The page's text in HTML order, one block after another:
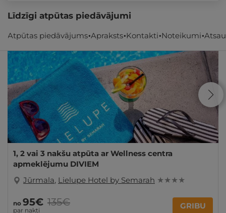
Atpūtas piedāvājums Apraksts Kontakti Noteikumi
Līdzīgi atpūtas piedāvājumi
- 29% REZERVĀCIJAinternetā
1, 2 vai 3 nakšu atpūta ar Wellness centra
apmeklējumu DIVIEM
Jūrmala, Lielupe Hotel by Semarah ★ ★ ★ ★
no 95€
par nakti
135€ GRIBU